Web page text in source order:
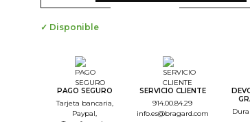
✓ Disponible
Step Color
Step Monogramme
--
PAGO SEGURO
Tarjeta bancaria,
Paypal,
SERVICIO CLIENTE
914.00.84.29
info.es@bragard.com